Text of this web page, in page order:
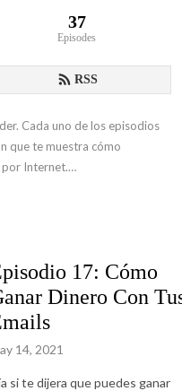
37
Episodes
RSS
Cada uno de los episodios
que te muestra cómo
por Internet.
y Comparte.
17: Cómo
Dinero Con
14, 2021
si te dijera que puedes ganar